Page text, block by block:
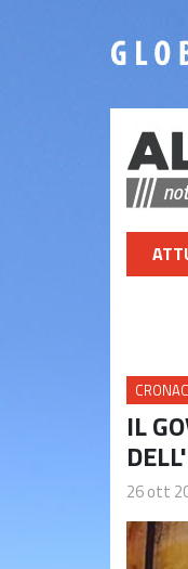
IL
26 ott